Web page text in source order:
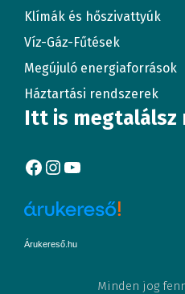
Klímák és hőszivattyúk
Víz-Gáz-Fűtések
Megújuló energiaforrások
Háztartási rendszerek
Itt is megtalálsz
Facebook
Instagram
YouTube
Árukereső.hu
Minden jog